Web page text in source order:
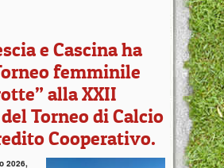
e Cascina ha
femminile
alla XXII
Torneo di Calcio
Cooperativo.
2026,